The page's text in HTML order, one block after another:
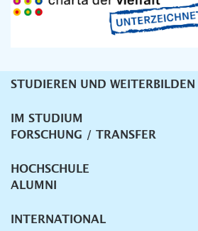
Unternavigation
STUDIEREN UND WEITERBILDEN
IM STUDIUM
FORSCHUNG / TRANSFER
HOCHSCHULE
ALUMNI
INTERNATIONAL